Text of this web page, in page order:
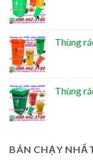
Thùng
Thùng
BÁN CHẠY